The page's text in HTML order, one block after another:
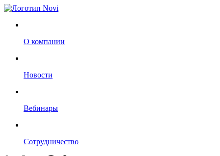
О компании
Новости
Вебинары
Сотрудничество